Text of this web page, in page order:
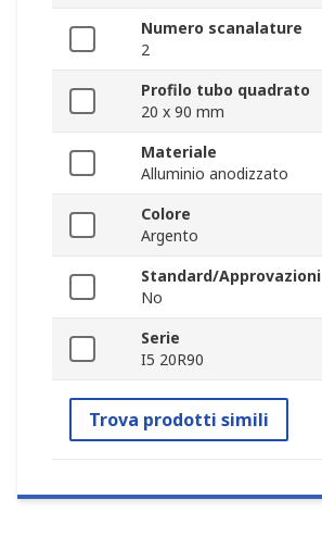
Numero scanalature
2
Profilo tubo quadrato
20 x 90 mm
Materiale
Alluminio anodizzato
Colore
Argento
Standard/Approvazioni
No
Serie
I5 20R90
Trova prodotti simili